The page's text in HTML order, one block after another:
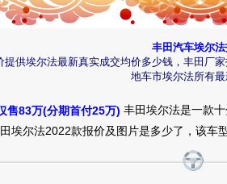
埃尔法2015款 3.5L 尊贵版价格
购车时间：2014年3月购车地址：天津市
丰田汽车埃尔
提供埃尔法最新真实成交均价多少钱，丰田厂
地车市埃尔法所有最
售83万(分期首付25万) 丰田埃尔法是一款
埃尔法2022款报价及图片是多少了，该车